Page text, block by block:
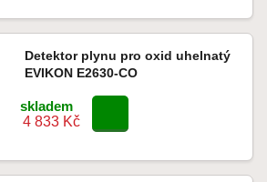
Detektor plynu pro oxid uhelnatý
EVIKON E2630-CO
skladem
4 833 Kč